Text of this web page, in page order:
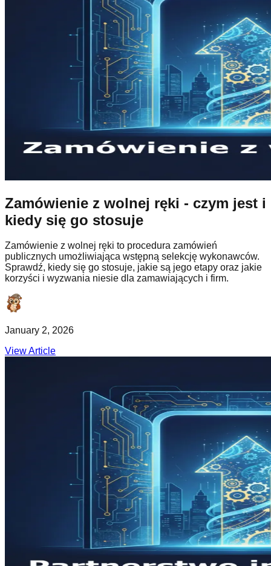
Zamówienie z wolnej ręki - czym jest i
kiedy się go stosuje
Zamówienie z wolnej ręki to procedura zamówień
publicznych umożliwiająca wstępną selekcję wykonawców.
Sprawdź, kiedy się go stosuje, jakie są jego etapy oraz jakie
korzyści i wyzwania niesie dla zamawiających i firm.
January 2, 2026
View Article